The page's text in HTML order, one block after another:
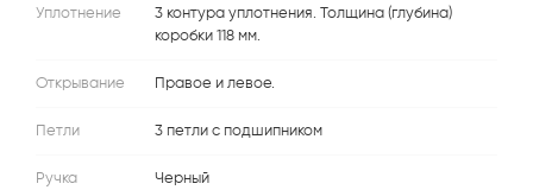
Уплотнение
3 контура уплотнения. Толщина (глубина)
коробки 118 мм.
Открывание Правое и левое.
Петли 3 петли с подшипником
Ручка Черный